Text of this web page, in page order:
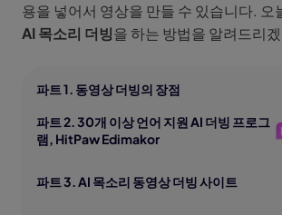
용을 넣어서 영상을 만들 수 있습니다. 오
AI 목소리 더빙을 하는 방법을 알려드리
파트 1. 동영상 더빙의 장점
파트 2. 30개 이상 언어 지원 AI 더빙 프로그
램, HitPaw Edimakor
파트 3. AI 목소리 동영상 더빙 사이트